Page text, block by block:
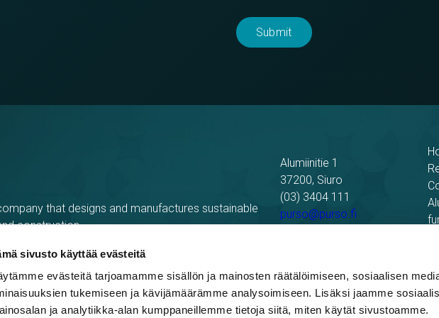
sivusto käyttää evästeitä
evästeitä tarjoamamme sisällön ja mainosten räätälöimiseen, sosiaalisen
tukemiseen ja kävijämäärämme analysoimiseen. Lisäksi jaamme
ja analytiikka-alan kumppaneillemme tietoja siitä, miten käytät sivustoamme.
that designs and manufactures sustainable
construction.
Alumiinitie 1
37200, Siuro
(03) 3404 111
purso@purso.fi